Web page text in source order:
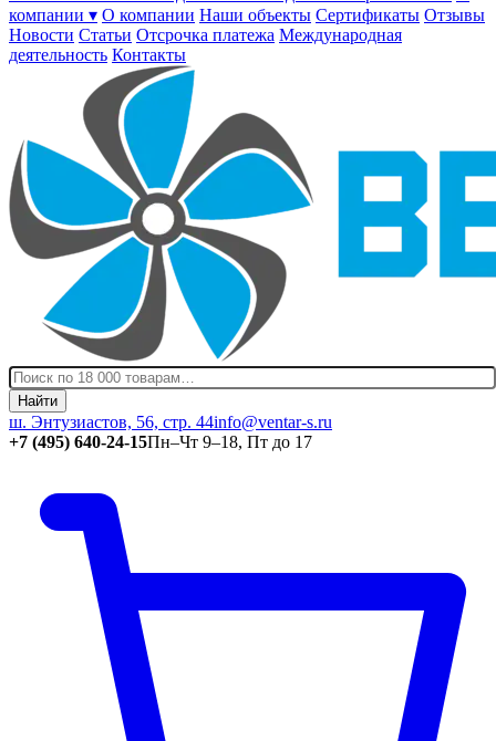
компании ▾ О компании Наши объекты Сертификаты Отзывы
Новости Статьи Отсрочка платежа Международная
деятельность Контакты
Найти
ш. Энтузиастов, 56, стр. 44info@ventar-s.ru
+7 (495) 640-24-15Пн–Чт 9–18, Пт до 17